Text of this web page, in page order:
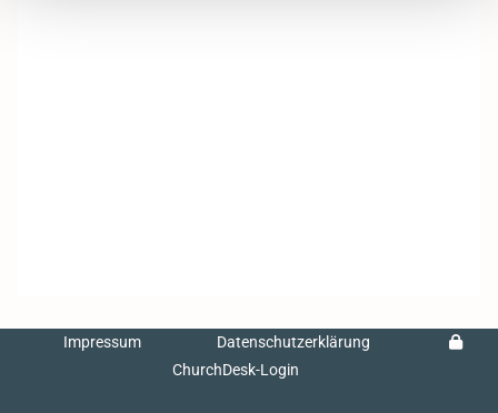
Impressum
Datenschutzerklärung
ChurchDesk-Login